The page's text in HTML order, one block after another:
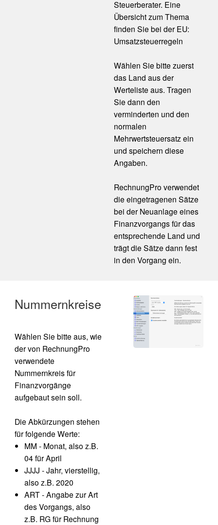
Steuerberater. Eine
Übersicht zum Thema
finden Sie bei der EU:
Umsatzsteuerregeln
Wählen Sie bitte zuerst
das Land aus der
Werteliste aus. Tragen
Sie dann den
verminderten und den
normalen
Mehrwertsteuersatz ein
und speichern diese
Angaben.
RechnungPro verwendet
die eingetragenen Sätze
bei der Neuanlage eines
Finanzvorgangs für das
entsprechende Land und
trägt die Sätze dann fest
in den Vorgang ein.
Nummernkreise
Wählen Sie bitte aus, wie
der von RechnungPro
verwendete
Nummernkreis für
Finanzvorgänge
aufgebaut sein soll.
Die Abkürzungen stehen
für folgende Werte:
MM - Monat, also z.B.
04 für April
JJJJ - Jahr, vierstellig,
also z.B. 2020
ART - Angabe zur Art
des Vorgangs, also
z.B. RG für Rechnung